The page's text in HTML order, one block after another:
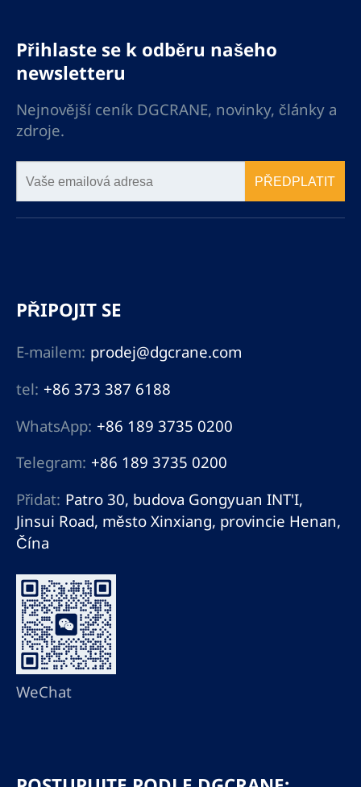
Přihlaste se k odběru našeho
newsletteru
Nejnovější ceník DGCRANE, novinky, články a
zdroje.
PŘEDPLATIT
PŘIPOJIT SE
E-mailem: prodej@dgcrane.com
tel: +86 373 387 6188
WhatsApp: +86 189 3735 0200
Telegram: +86 189 3735 0200
Přidat: Patro 30, budova Gongyuan INT'I,
Jinsui Road, město Xinxiang, provincie Henan,
Čína
WeChat